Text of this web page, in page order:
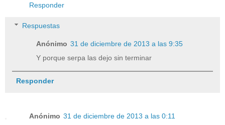
Responder
Respuestas
Anónimo 31 de diciembre de 2013 a las 9:35
Y porque serpa las dejo sin terminar
Responder
Anónimo 31 de diciembre de 2013 a las 0:11